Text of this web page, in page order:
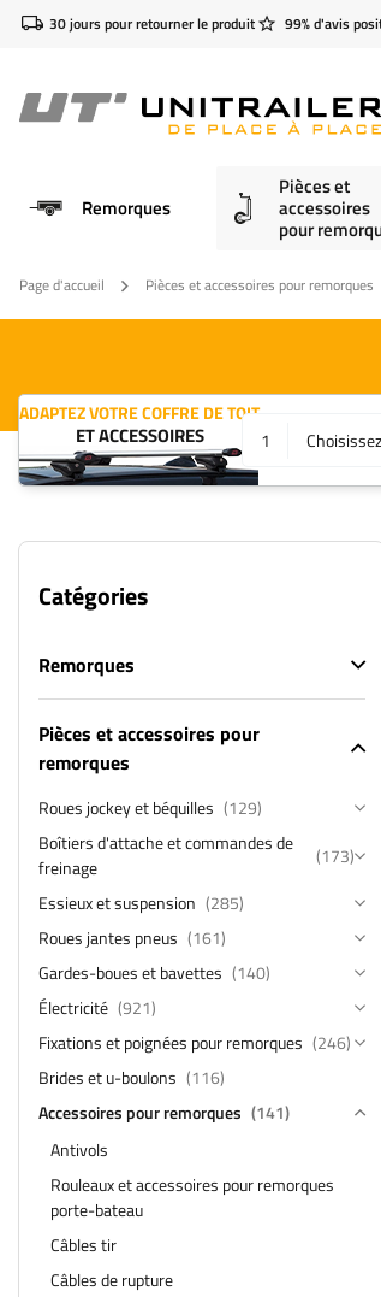
30 jours pour retourner le produit 99% d'avis
Remorques
Pièces et
accessoires
pour
Page d'accueil Pièces et accessoires pour remorques
ADAPTEZ VOTRE COFFRE DE TOIT
ET ACCESSOIRES 1
Catégories
Remorques
Pièces et accessoires pour
remorques
Roues jockey et béquilles (129)
Boîtiers d'attache et commandes de
freinage
(173)
Essieux et suspension (285)
Roues jantes pneus (161)
Gardes-boues et bavettes (140)
Électricité (921)
Fixations et poignées pour remorques (246)
Brides et u-boulons (116)
Accessoires pour remorques (141)
Antivols
Rouleaux et accessoires pour remorques
porte-bateau
Câbles tir
Câbles de rupture